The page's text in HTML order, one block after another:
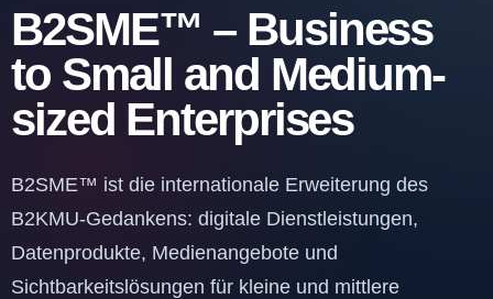
B2SME™ – Business
to Small and Medium-
sized Enterprises
B2SME™ ist die internationale Erweiterung des
B2KMU-Gedankens: digitale Dienstleistungen,
Datenprodukte, Medienangebote und
Sichtbarkeitslösungen für kleine und mittlere